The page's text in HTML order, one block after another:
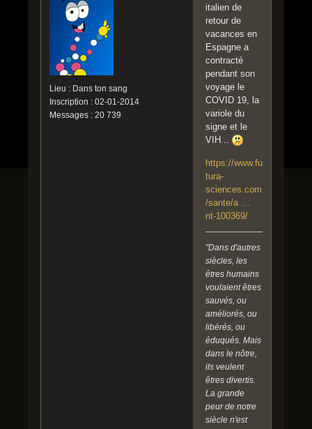
Lieu : Dans ton sang
Inscription : 02-01-2014
Messages : 20 739
italien de
retour de
vacances en
Espagne a
contracté
pendant son
voyage le
COVID 19, la
variole du
signe et le
VIH...
https://www.fu
tura-
sciences.com
/sante/a …
nt-100369/
"Dans d'autres
siècles, les
êtres humains
voulaient êtres
sauvés, ou
améliorés, ou
libérés, ou
éduqués. Mais
dans le nôtre,
ils veulent
êtres divertis.
La grande
peur de notre
siècle n'est